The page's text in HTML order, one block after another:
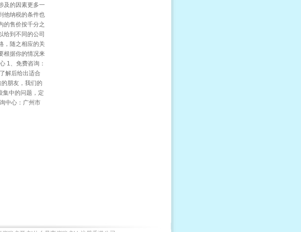
及的因素更多一
他纳税的条件也
的售价按千分之
给到不同的公司
，随之相应的关
根据你的情况来
1、免费咨询：
解后给出适合
朋友，我们的
集中的问题，定
中心：广州市